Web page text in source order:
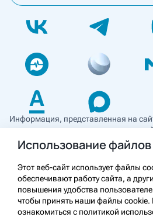
Информация, представленная на
использоваться для
и не может служить заменой очной
применением необходимо
с противопоказаниями препарата.
о лекарственных средствах
предназначена для медицинских и
работников.
Использование
Этот веб-сайт использует файлы
обеспечивают работу сайта, а
повышения удобства
чтобы принять наши файлы
ознакомиться с политикой